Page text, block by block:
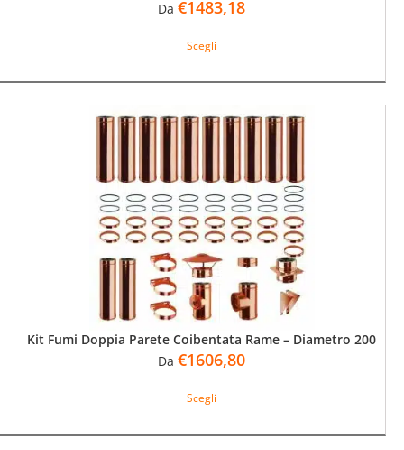
Da €1483,18
Scegli
più
Le
essere
scelte
nella
pagina
del
prodotto
Kit Fumi Doppia Parete Coibentata Rame – Diametro 200
Da €1606,80
Scegli
più